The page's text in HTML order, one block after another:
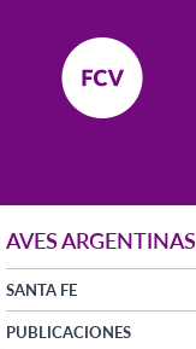
AVES ARGENTINAS
SANTA FE
PUBLICACIONES